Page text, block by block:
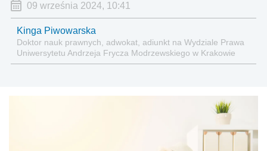
09 września 2024, 10:41
Kinga Piwowarska
Doktor nauk prawnych, adwokat, adiunkt na Wydziale Prawa
Uniwersytetu Andrzeja Frycza Modrzewskiego w Krakowie
oraz Rzecznik Akademicki ds. równego traktowania i
administracyjnoprawnych aspektach związanych z pracą i